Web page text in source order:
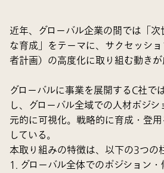
近年、グローバル企業の間では「
な育成」をテーマに、サクセッシ
者計画）の高度化に取り組む動きが
グローバルに事業を展開するC社で
し、グローバル全域での人材ポジ
元的に可視化。戦略的に育成・登
している。
本取り組みの特徴は、以下の3つの
1. グローバル全体でのポジション